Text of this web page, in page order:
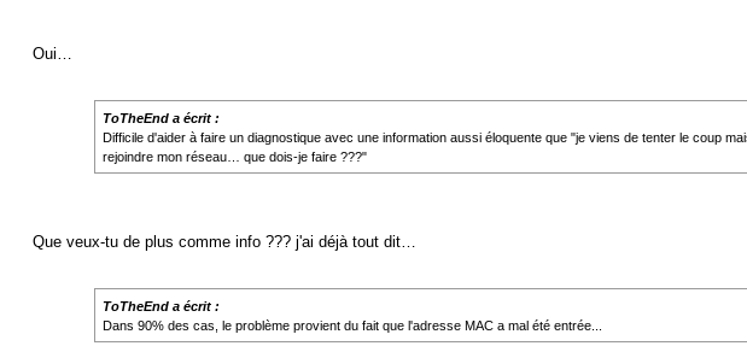
Oui…
ToTheEnd a écrit :
Difficile d'aider à faire un diagnostique avec une information aussi éloquente que "je viens de tenter le coup
rejoindre mon réseau… que dois-je faire ???"
Que veux-tu de plus comme info ??? j'ai déjà tout dit…
ToTheEnd a écrit :
Dans 90% des cas, le problème provient du fait que l'adresse MAC a mal été entrée...